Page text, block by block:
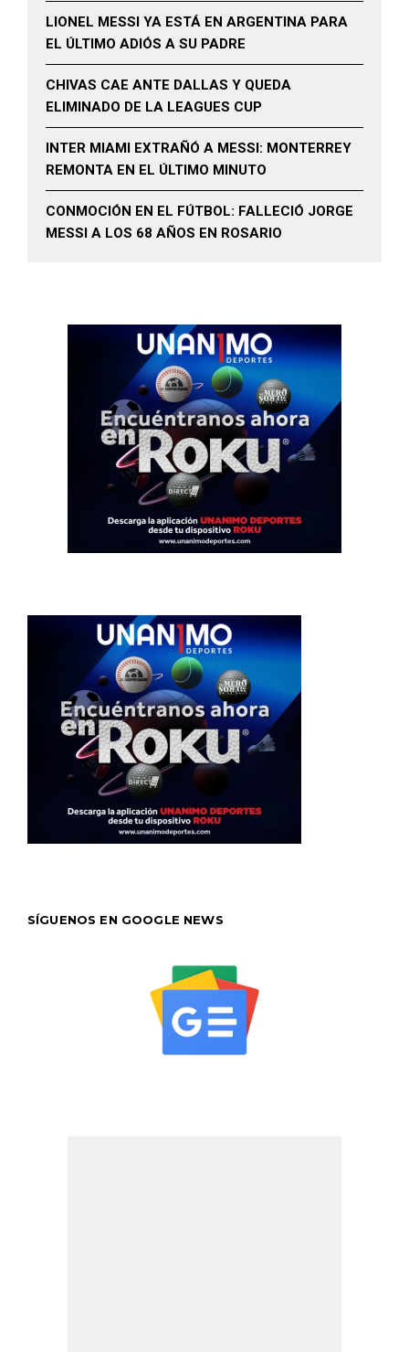
LIONEL MESSI YA ESTÁ EN ARGENTINA PARA
EL ÚLTIMO ADIÓS A SU PADRE
CHIVAS CAE ANTE DALLAS Y QUEDA
ELIMINADO DE LA LEAGUES CUP
INTER MIAMI EXTRAÑÓ A MESSI: MONTERREY
REMONTA EN EL ÚLTIMO MINUTO
CONMOCIÓN EN EL FÚTBOL: FALLECIÓ JORGE
MESSI A LOS 68 AÑOS EN ROSARIO
SÍGUENOS EN GOOGLE NEWS